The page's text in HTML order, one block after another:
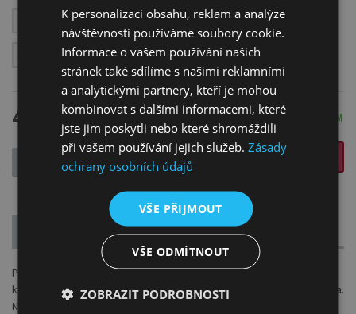
165 cm 170 cm 175 cm 180 cm 185 cm
200 cm
41 Kč SKLADEM
+ VLOŽIT DO KOŠÍKU
PARAMETRY
Příčky slouží pro zpevnění blindrámů (jednoduchým nebo zdvojeným
křížem). Příčky jsou vyrobené z borovicového nebo smrkového dřeva.
Nabízíme v délkách od 50 do 200 cm. Příčky stabilizují a zpevňují rám.
K personalizaci obsahu, reklam a analýze
návštěvnosti používáme soubory cookie.
Informace o vašem používání našich
stránek také sdílíme s našimi reklamními
a analytickými partnery, kteří je mohou
kombinovat s dalšími informacemi, které
jste jim poskytli nebo které shromáždili
při vašem používání jejich služeb.Zásady
ochrany osobních údajů
VŠE PŘIJMOUT
VŠE ODMÍTNOUT
ZOBRAZIT PODROBNOSTI